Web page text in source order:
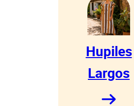
Hupiles
Largos